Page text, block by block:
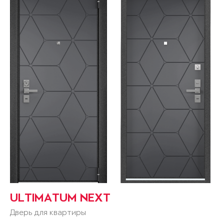
ULTIMATUM NEXT
Дверь для квартиры